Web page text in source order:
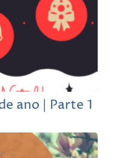
ano | Parte 1